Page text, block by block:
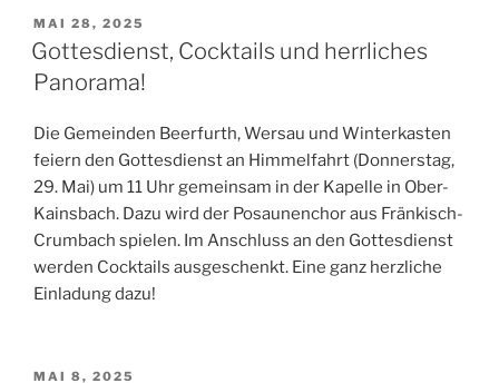
VERÖFFENTLICHT
AM
MAI 28, 2025
Gottesdienst, Cocktails und herrliches
Panorama!
Die Gemeinden Beerfurth, Wersau und Winterkasten
feiern den Gottesdienst an Himmelfahrt (Donnerstag,
29. Mai) um 11 Uhr gemeinsam in der Kapelle in Ober-
Kainsbach. Dazu wird der Posaunenchor aus Fränkisch-
Crumbach spielen. Im Anschluss an den Gottesdienst
werden Cocktails ausgeschenkt. Eine ganz herzliche
Einladung dazu!
VERÖFFENTLICHT
MAI 8, 2025